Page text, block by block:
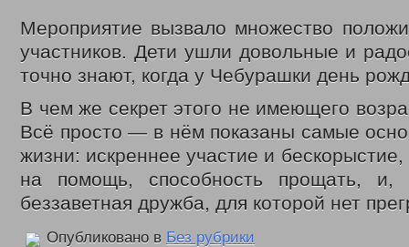
Мероприятие вызвало множество
участников. Дети ушли довольные и
точно знают, когда у Чебурашки день
В чем же секрет этого не имеющего
Всё просто — в нём показаны самые
жизни: искреннее участие и бескорыстие,
на помощь, способность прощать, и,
беззаветная дружба, для которой нет
Опубликовано в Без рубрики